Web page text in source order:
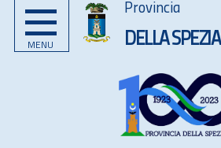
MENU
Provincia
DELLA SPEZIA